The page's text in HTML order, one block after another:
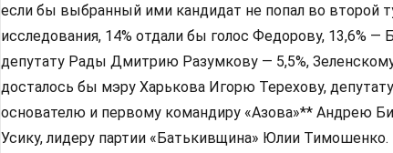
если бы выбранный ими кандидат не попал во второй
исследования, 14% отдали бы голос Федорову, 13,6% —
депутату Рады Дмитрию Разумкову — 5,5%,
досталось бы мэру Харькова Игорю Терехову,
основателю и первому командиру «Азова»** Андрею
Усику, лидеру партии «Батькивщина» Юлии Тимошенко.